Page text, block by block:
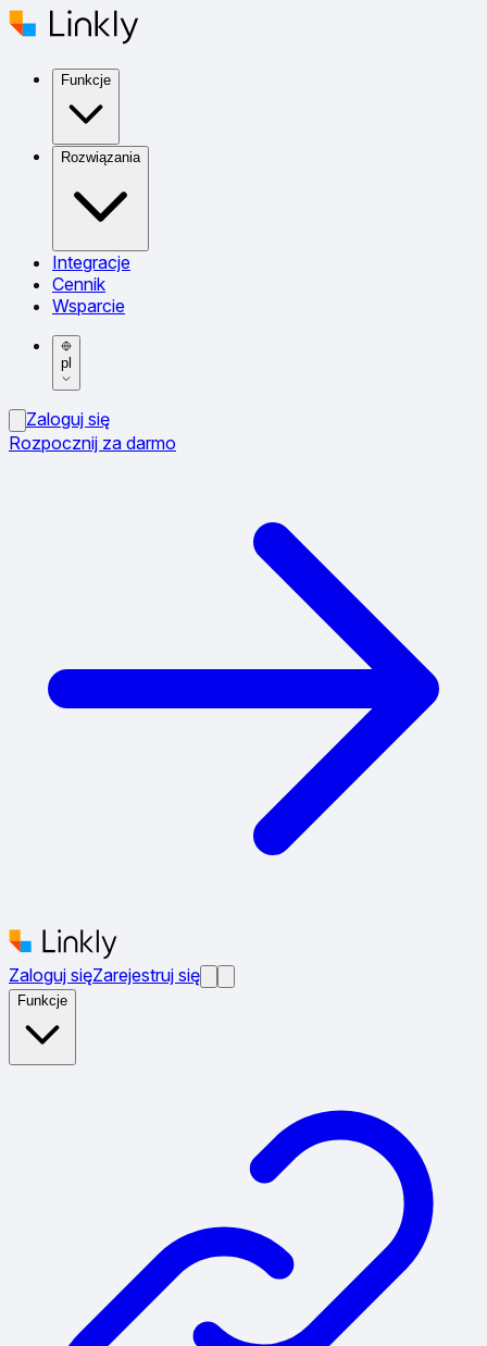
Funkcje
Rozwiązania
Integracje
Cennik
Wsparcie
pl
Zaloguj się
Rozpocznij za darmo
Zaloguj sięZarejestruj się
Funkcje